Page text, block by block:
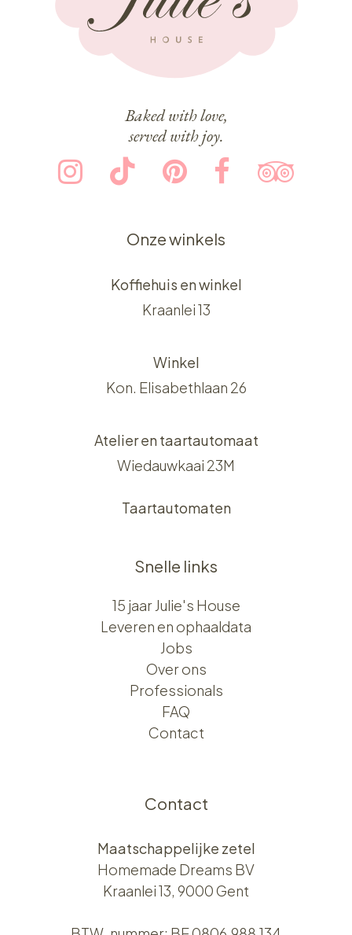
Baked with love,
served with joy.
Onze winkels
Koffiehuis en winkel
Kraanlei 13
Winkel
Kon. Elisabethlaan 26
Atelier en taartautomaat
Wiedauwkaai 23M
Taartautomaten
Snelle links
15 jaar Julie's House
Leveren en ophaaldata
Jobs
Over ons​​
Professionals
FAQ
Contact
Contact
Maatschappelijke zetel
Homemade Dreams BV
Kraanlei 13, 9000 Gent